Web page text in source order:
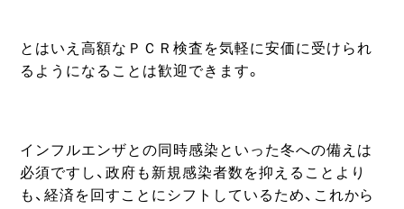
とはいえ高額なＰＣＲ検査を気軽に安価に受けられ
るようになることは歓迎できます。
インフルエンザとの同時感染といった冬への備えは
必須ですし、政府も新規感染者数を抑えることより
も、経済を回すことにシフトしているため、これから